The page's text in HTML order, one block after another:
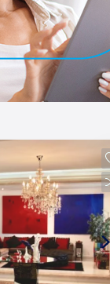
vale é o
venha tomar
de nossas
- Av.
Lago Locação
1700 e Lago